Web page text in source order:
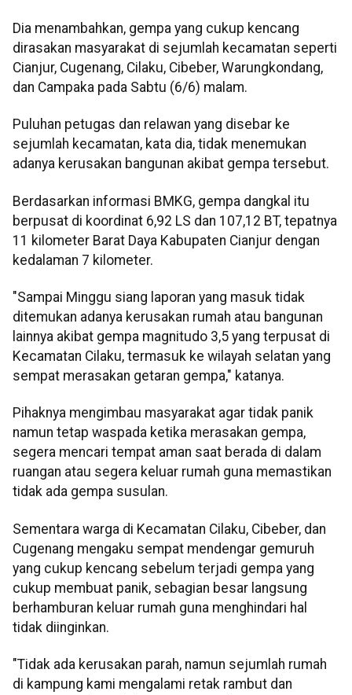
Dia menambahkan, gempa yang cukup kencang
dirasakan masyarakat di sejumlah kecamatan seperti
Cianjur, Cugenang, Cilaku, Cibeber, Warungkondang,
dan Campaka pada Sabtu (6/6) malam.
Puluhan petugas dan relawan yang disebar ke
sejumlah kecamatan, kata dia, tidak menemukan
adanya kerusakan bangunan akibat gempa tersebut.
Berdasarkan informasi BMKG, gempa dangkal itu
berpusat di koordinat 6,92 LS dan 107,12 BT, tepatnya
11 kilometer Barat Daya Kabupaten Cianjur dengan
kedalaman 7 kilometer.
"Sampai Minggu siang laporan yang masuk tidak
ditemukan adanya kerusakan rumah atau bangunan
lainnya akibat gempa magnitudo 3,5 yang terpusat di
Kecamatan Cilaku, termasuk ke wilayah selatan yang
sempat merasakan getaran gempa," katanya.
Pihaknya mengimbau masyarakat agar tidak panik
namun tetap waspada ketika merasakan gempa,
segera mencari tempat aman saat berada di dalam
ruangan atau segera keluar rumah guna memastikan
tidak ada gempa susulan.
Sementara warga di Kecamatan Cilaku, Cibeber, dan
Cugenang mengaku sempat mendengar gemuruh
yang cukup kencang sebelum terjadi gempa yang
cukup membuat panik, sebagian besar langsung
berhamburan keluar rumah guna menghindari hal
tidak diinginkan.
"Tidak ada kerusakan parah, namun sejumlah rumah
di kampung kami mengalami retak rambut dan